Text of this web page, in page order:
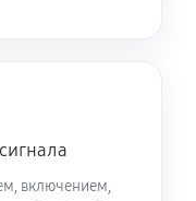
включением,